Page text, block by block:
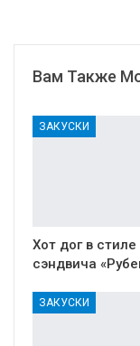
Вам Также
ЗАКУСКИ
Хот дог в стиле
сэндвича
ЗАКУСКИ